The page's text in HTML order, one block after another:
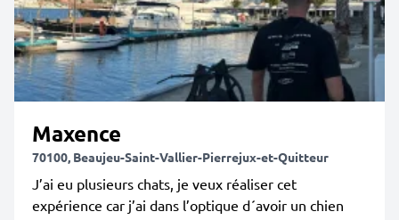
Maxence
70100, Beaujeu-Saint-Vallier-Pierrejux-et-Quitteur
J’ai eu plusieurs chats, je veux réaliser cet
expérience car j’ai dans l’optique d´avoir un chien